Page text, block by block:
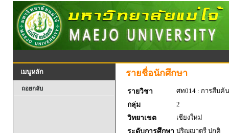
เมนูหลัก
ถอยกลับ
รายชื่อนักศึกษา
รายวิชา
ศท014 : การสืบค้
กลุ่ม
2
วิทยาเขต
เชียงใหม่
ระดับการศึกษา ปริญญาตรี ปกติ